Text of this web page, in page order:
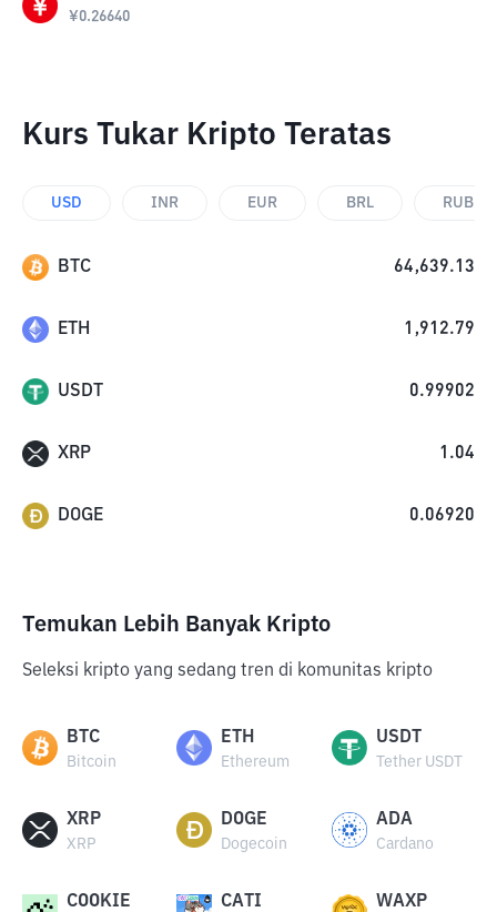
¥0.26640
Kurs Tukar Kripto Teratas
USD INR EUR BRL RUB
BTC 64,639.13
ETH 1,912.79
USDT 0.99902
XRP 1.04
DOGE 0.06920
Temukan Lebih Banyak Kripto
Seleksi kripto yang sedang tren di komunitas kripto
BTC
Bitcoin
ETH
Ethereum
USDT
Tether USDT
XRP
XRP
DOGE
Dogecoin
ADA
Cardano
COOKIE CATI WAXP